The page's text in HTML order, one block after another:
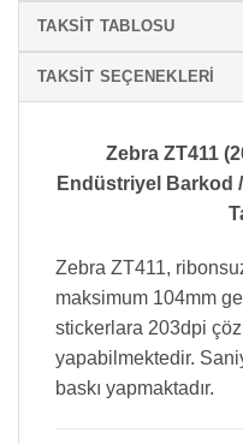
TAKSIT TABLOSU
TAKSIT SEÇENEKLERI
Zebra ZT411
Endüstriyel Barkod /
Zebra ZT411,
maksimum 104mm
stickerlara 203dpi
yapabilmektedir.
baskı yapmaktadır.